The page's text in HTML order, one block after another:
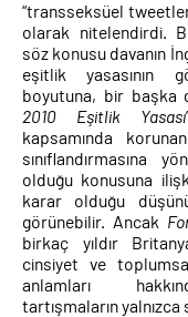
“transseksüel
olarak nitelendirdi.
söz konusu davanın
eşitlik yasasının
boyutuna, bir başka
2010 Eşitlik Yasası
kapsamında
sınıflandırmasına
olduğu konusuna
karar olduğu
görünebilir. Ancak
birkaç yıldır
cinsiyet ve
anlamları
tartışmaların